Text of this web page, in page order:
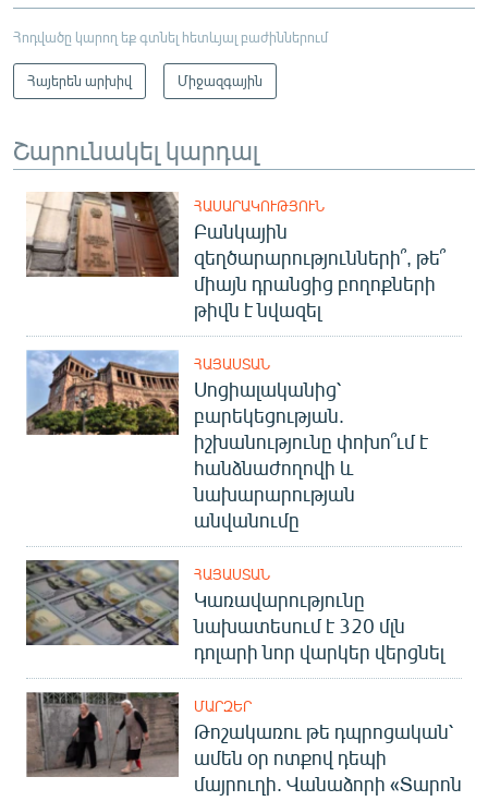
Հոդվածը կարող եք գտնել հետևյալ բաժիններում
Հայերեն արխիվ Միջազգային
Շարունակել կարդալ
ՀԱՍԱՐԱԿՈՒԹՅՈՒՆ
Բանկային
զեղծարարությունների՞, թե՞
միայն դրանցից բողոքների
թիվն է նվազել
ՀԱՅԱՍՏԱՆ
Սոցիալականից՝
բարեկեցության.
իշխանությունը փոխո՞ւմ է
հանձնաժողովի և
նախարարության
անվանումը
ՀԱՅԱՍՏԱՆ
Կառավարությունը
նախատեսում է 320 մլն
դոլարի նոր վարկեր վերցնել
ՄԱՐԶԵՐ
Թոշակառու թե դպրոցական՝
ամեն օր ոտքով դեպի
մայրուղի. Վանաձորի «Տարոն